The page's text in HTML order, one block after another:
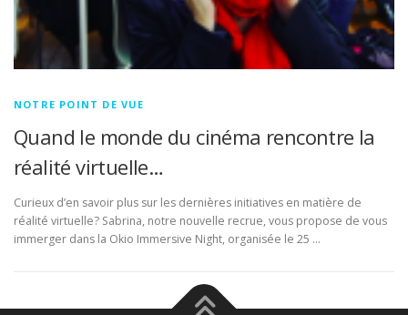
NOTRE POINT DE VUE
Quand le monde du cinéma rencontre la
réalité virtuelle…
Curieux d’en savoir plus sur les dernières initiatives en matière de
réalité virtuelle? Sabrina, notre nouvelle recrue, vous propose de vous
immerger dans la Okio Immersive Night, organisée le 25 …